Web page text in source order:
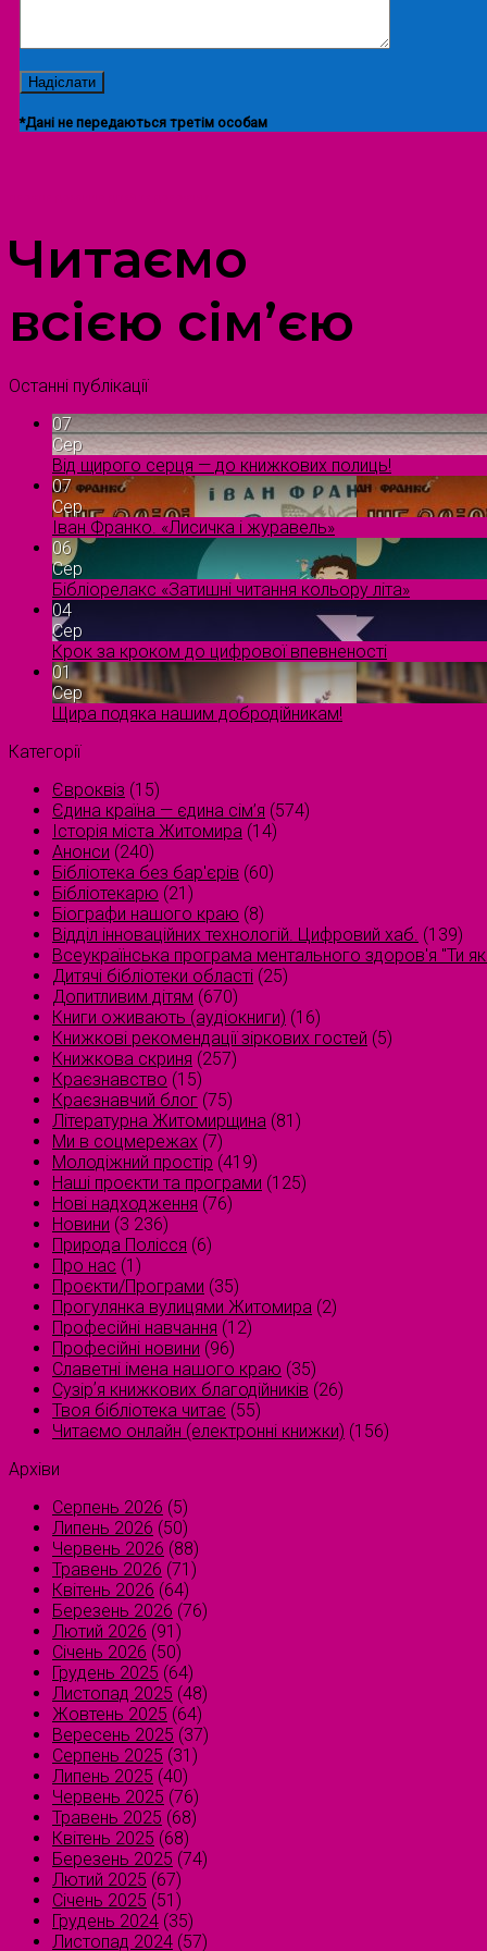
*Дані не передаються третім особам
Читаємо
всією сім’єю
Останні публікації
07
Сер
Від щирого серця — до книжкових полиць!
07
Сер
Іван Франко. «Лисичка і журавель»
06
Сер
Бібліорелакс «Затишні читання кольору літа»
04
Сер
Крок за кроком до цифрової впевненості
01
Сер
Щира подяка нашим добродійникам!
Категорії
Євроквіз (15)
Єдина країна — єдина сім’я (574)
Історія міста Житомира (14)
Анонси (240)
Бібліотека без бар'єрів (60)
Бібліотекарю (21)
Біографи нашого краю (8)
Відділ інноваційних технологій. Цифровий хаб. (139)
Всеукраїнська програма ментального здоров'я "Ти
Дитячі бібліотеки області (25)
Допитливим дітям (670)
Книги оживають (аудіокниги) (16)
Книжкові рекомендації зіркових гостей (5)
Книжкова скриня (257)
Краєзнавство (15)
Краєзнавчий блог (75)
Літературна Житомирщина (81)
Ми в соцмережах (7)
Молодіжний простір (419)
Наші проєкти та програми (125)
Нові надходження (76)
Новини (3 236)
Природа Полісся (6)
Про нас (1)
Проєкти/Програми (35)
Прогулянка вулицями Житомира (2)
Професійні навчання (12)
Професійні новини (96)
Славетні імена нашого краю (35)
Сузірʼя книжкових благодійників (26)
Твоя бібліотека читає (55)
Читаємо онлайн (електронні книжки) (156)
Архіви
Серпень 2026 (5)
Липень 2026 (50)
Червень 2026 (88)
Травень 2026 (71)
Квітень 2026 (64)
Березень 2026 (76)
Лютий 2026 (91)
Січень 2026 (50)
Грудень 2025 (64)
Листопад 2025 (48)
Жовтень 2025 (64)
Вересень 2025 (37)
Серпень 2025 (31)
Липень 2025 (40)
Червень 2025 (76)
Травень 2025 (68)
Квітень 2025 (68)
Березень 2025 (74)
Лютий 2025 (67)
Січень 2025 (51)
Грудень 2024 (35)
Листопад 2024 (57)